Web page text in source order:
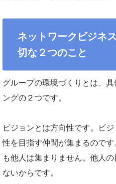
ネットワークビジネ
切な２つのこと
グループの環境づくりとは、
ングの２つです。
ビジョンとは方向性です。ビ
性を目指す仲間が集まるので
も他人は集まりません。他人
ないからです。